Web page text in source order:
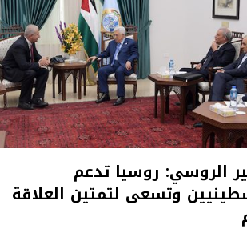
الروسي: روسيا تدعم
وتسعى لتمتين العلاقة